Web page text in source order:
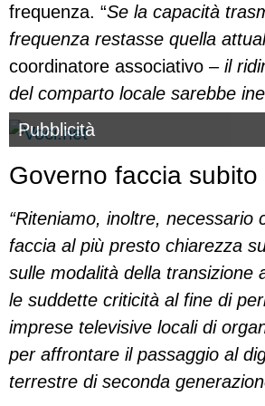
frequenza. “Se la capacità
frequenza restasse quella
coordinatore associativo – il
del comparto locale sarebbe
Pubblicità
Governo faccia
“Riteniamo, inoltre, necessario
faccia al più presto chiarezza
sulle modalità della transizione
le suddette criticità al fine di
imprese televisive locali di
per affrontare il passaggio al
terrestre di seconda